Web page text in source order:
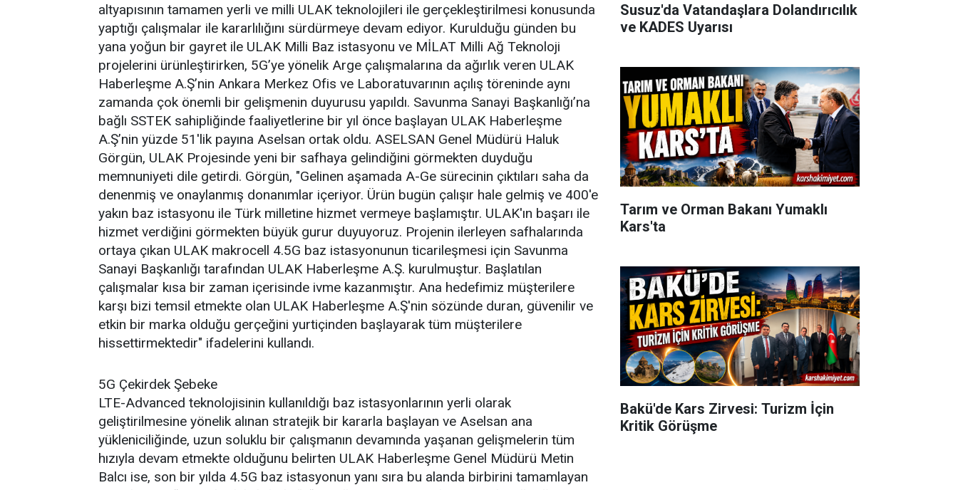
altyapısının tamamen yerli ve milli ULAK teknolojileri ile gerçekleştirilmesi konusunda
yaptığı çalışmalar ile kararlılığını sürdürmeye devam ediyor. Kurulduğu günden bu
yana yoğun bir gayret ile ULAK Milli Baz istasyonu ve MİLAT Milli Ağ Teknoloji
projelerini ürünleştirirken, 5G’ye yönelik Arge çalışmalarına da ağırlık veren ULAK
Haberleşme A.Ş’nin Ankara Merkez Ofis ve Laboratuvarının açılış töreninde aynı
zamanda çok önemli bir gelişmenin duyurusu yapıldı. Savunma Sanayi Başkanlığı’na
bağlı SSTEK sahipliğinde faaliyetlerine bir yıl önce başlayan ULAK Haberleşme
A.Ş’nin yüzde 51'lik payına Aselsan ortak oldu. ASELSAN Genel Müdürü Haluk
Görgün, ULAK Projesinde yeni bir safhaya gelindiğini görmekten duyduğu
memnuniyeti dile getirdi. Görgün, "Gelinen aşamada A-Ge sürecinin çıktıları saha da
denenmiş ve onaylanmış donanımlar içeriyor. Ürün bugün çalışır hale gelmiş ve 400'e
yakın baz istasyonu ile Türk milletine hizmet vermeye başlamıştır. ULAK'ın başarı ile
hizmet verdiğini görmekten büyük gurur duyuyoruz. Projenin ilerleyen safhalarında
ortaya çıkan ULAK makrocell 4.5G baz istasyonunun ticarileşmesi için Savunma
Sanayi Başkanlığı tarafından ULAK Haberleşme A.Ş. kurulmuştur. Başlatılan
çalışmalar kısa bir zaman içerisinde ivme kazanmıştır. Ana hedefimiz müşterilere
karşı bizi temsil etmekte olan ULAK Haberleşme A.Ş'nin sözünde duran, güvenilir ve
etkin bir marka olduğu gerçeğini yurtiçinden başlayarak tüm müşterilere
hissettirmektedir" ifadelerini kullandı.
5G Çekirdek Şebeke
LTE-Advanced teknolojisinin kullanıldığı baz istasyonlarının yerli olarak
geliştirilmesine yönelik alınan stratejik bir kararla başlayan ve Aselsan ana
yükleniciliğinde, uzun soluklu bir çalışmanın devamında yaşanan gelişmelerin tüm
hızıyla devam etmekte olduğunu belirten ULAK Haberleşme Genel Müdürü Metin
Balcı ise, son bir yılda 4.5G baz istasyonun yanı sıra bu alanda birbirini tamamlayan
Susuz'da Vatandaşlara Dolandırıcılık
ve KADES Uyarısı
Tarım ve Orman Bakanı Yumaklı
Kars'ta
Bakü'de Kars Zirvesi: Turizm İçin
Kritik Görüşme